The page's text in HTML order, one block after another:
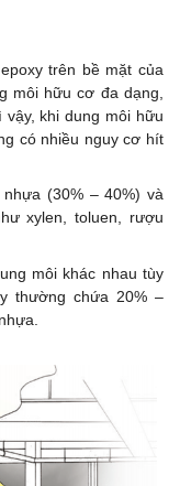
trên bề mặt của
môi hữu cơ đa dạng,
khi dung môi hữu
có nhiều nguy cơ hít
(30% – 40%) và
xylen, toluen, rượu
môi khác nhau tùy
thường chứa 20% –